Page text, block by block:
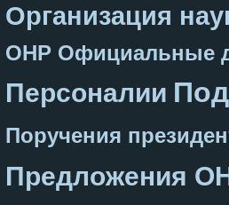
Организация
ОНР Официальные
Персоналии
Поручения
Предложения